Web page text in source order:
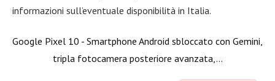
informazioni sull’eventuale disponibilità in Italia.
Google Pixel 10 - Smartphone Android sbloccato con Gemini,
tripla fotocamera posteriore avanzata,...